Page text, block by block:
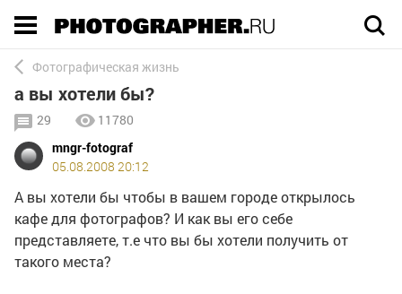
Фотографическая жизнь
а вы хотели бы?
29
11780
mngr-fotograf
05.08.2008 20:12
А вы хотели бы чтобы в вашем городе открылось
кафе для фотографов? И как вы его себе
представляете, т.е что вы бы хотели получить от
такого места?